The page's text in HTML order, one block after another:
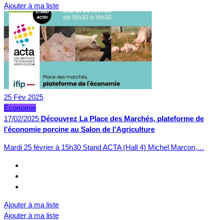
Ajouter à ma liste
25 Fév 2025
Économie
17/02/2025 Découvrez La Place des Marchés, plateforme de
l’économie porcine au Salon de l’Agriculture
Mardi 25 février à 15h30 Stand ACTA (Hall 4) Michel Marcon,…
Ajouter à ma liste
Ajouter à ma liste